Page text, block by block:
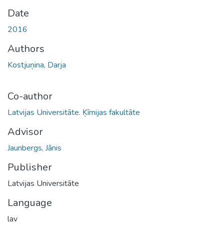
Date
2016
Authors
Kostjuņina, Darja
Co-author
Latvijas Universitāte. Ķīmijas fakultāte
Advisor
Jaunbergs, Jānis
Publisher
Latvijas Universitāte
Language
lav